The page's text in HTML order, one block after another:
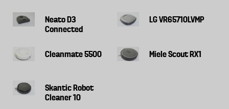
Neato D3
Connected
LG VR65710LVMP
Cleanmate 5500 Miele Scout RX1
Skantic Robot
Cleaner 10